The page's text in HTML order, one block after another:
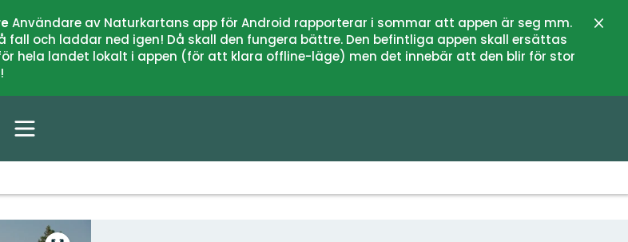
Användare av Naturkartans app för Android rapporterar i sommar att appen är seg mm.
och laddar ned igen! Då skall den fungera bättre. Den befintliga appen skall ersättas
hela landet lokalt i appen (för att klara offline-läge) men det innebär att den blir för stor